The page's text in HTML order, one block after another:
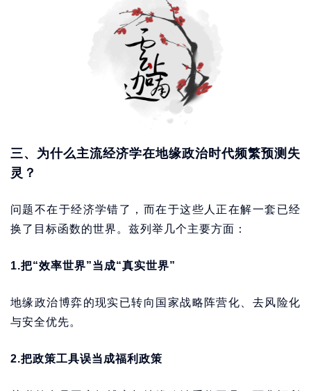
三、为什么主流经济学在地缘政治时代频繁预测失
灵？
问题不在于经济学错了，而在于这些人正在解一套已经
换了目标函数的世界。兹列举几个主要方面：
1.把“效率世界”当成“真实世界”
地缘政治博弈的现实已转向国家战略阵营化、去风险化
与安全优先。
2.把政策工具误当成福利政策